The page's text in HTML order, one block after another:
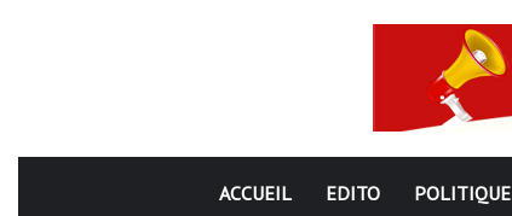
ACCUEIL EDITO POLITIQUE